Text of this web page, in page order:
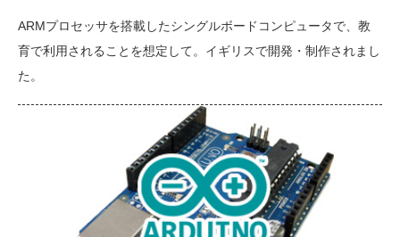
ARMプロセッサを搭載したシングルボードコンピュータで、教
育で利用されることを想定して。イギリスで開発・制作されまし
た。